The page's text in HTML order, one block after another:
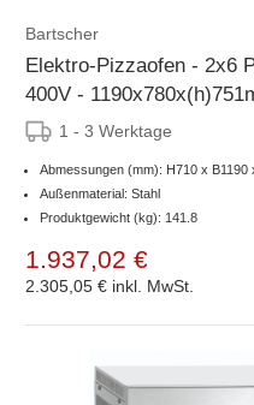
Bartscher
Elektro-Pizzaofen - 2x6
400V -
1 - 3 Werktage
Abmessungen (mm): H710 x B1190
Außenmaterial: Stahl
Produktgewicht (kg): 141.8
1.937,02 €
2.305,05 € inkl. MwSt.